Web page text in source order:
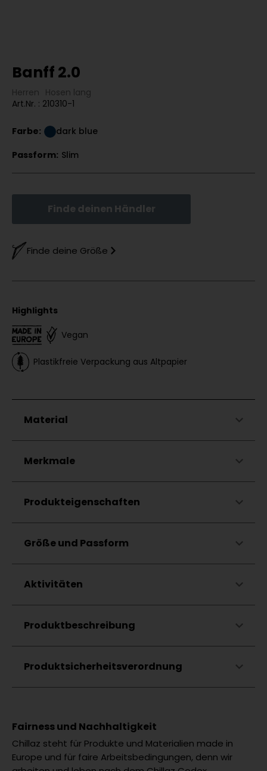
Banff 2.0
Herren Hosen lang
Art.Nr. : 210310-1
Farbe:
dark blue
Passform: Slim
Finde deinen Händler
Finde deine Größe
Highlights
Vegan
Plastikfreie Verpackung aus Altpapier
Material
15% Polyamid
2%Elasthan
Merkmale
Kordelzug an Sauminnenseite
2 Einschubtaschen
Bewegungsfreiheit
Ergonomischer Schnitt am Po
Knopfleiste mit YKK Reißverschluss
Produkteigenschaften
Atmungsaktiv
Größe und Passform
Aktivitäten
Bouldern
Wandern
Produktbeschreibung
Produktsicherheitsverordnung
Fairness und Nachhaltigkeit
Chillaz steht für Produkte und Materialien made in
Europe und für faire Arbeitsbedingungen, denn wir